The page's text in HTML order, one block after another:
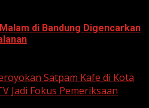
di Bandung Digencarkan
Satpam Kafe di Kota
Jadi Fokus Pemeriksaan